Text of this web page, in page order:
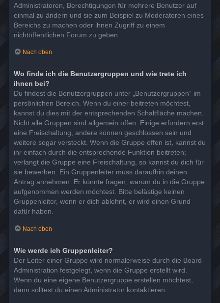
Administratoren, Berechtigungen für mehrere Benutzer auf
einmal zu ändern und sie zum Beispiel zu Moderatoren eines
Bereichs zu machen oder ihnen Zugriff zu einem
nichtöffentlichen Forum zu geben.
Nach oben
Wo finde ich die Benutzergruppen und wie trete ich
ihnen bei?
Du findest die Benutzergruppen unter „Benutzergruppen“ im
persönlichen Bereich. Wenn du einer beitreten möchtest,
kannst du dies mit der entsprechenden Schaltfläche machen.
Nicht alle Gruppen sind allgemein offen. Einige erfordern erst
eine Freischaltung, andere können geschlossen sein und
weitere sogar versteckt. Wenn die Gruppe offen ist, kannst du
ihr einfach durch die entsprechende Funktion beitreten;
verlangt die Gruppe eine Freischaltung, so kannst du dich für
sie bewerben. Ein Gruppenleiter muss daraufhin deinen
Antrag annehmen. Er könnte fragen, warum du in die Gruppe
aufgenommen werden möchtest. Bitte belästige keinen
Gruppenleiter, wenn er dich ablehnt, er wird einen Grund
dafür haben.
Nach oben
Wie werde ich Gruppenleiter?
Der Leiter einer Gruppe wird normalerweise durch die Board-
Administration festgelegt, wenn die Gruppe erstellt wird.
Wenn du eine eigene Benutzergruppe erstellen möchtest,
dann solltest du einen Administrator kontaktieren.